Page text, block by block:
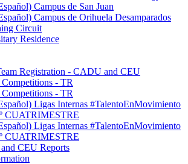
Campus de San Juan
Campus de Orihuela Desamparados
Circuit
Residence
Registration - CADU and CEU
- TR
- TR
Ligas Internas #TalentoEnMovimiento
CUATRIMESTRE
Ligas Internas #TalentoEnMovimiento
CUATRIMESTRE
CEU Reports